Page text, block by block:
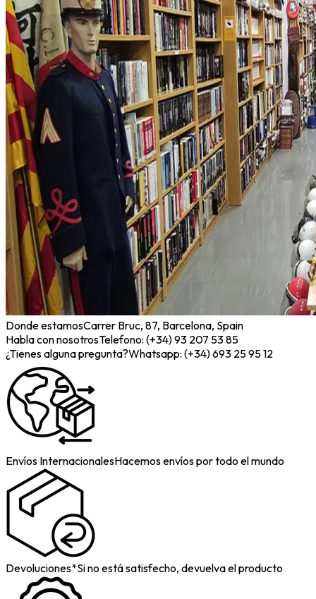
Donde estamosCarrer Bruc, 87, Barcelona, Spain
Habla con nosotrosTelefono: (+34) 93 207 53 85
¿Tienes alguna pregunta?Whatsapp: (+34) 693 25 95 12
Envíos InternacionalesHacemos envíos por todo el mundo
Devoluciones*Si no está satisfecho, devuelva el producto